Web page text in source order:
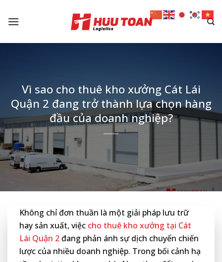
Vì sao cho thuê kho xưởng Cát Lái
Quận 2 đang trở thành lựa chọn hàng
đầu của doanh nghiệp?
Không chỉ đơn thuần là một giải pháp lưu trữ
hay sản xuất, việc cho thuê kho xưởng tại Cát
Lái Quận 2đang phản ánh sự dịch chuyển chiến
lược của nhiều doanh nghiệp. Trong bối cảnh hạ